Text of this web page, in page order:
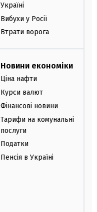
Україні
Вибухи у Росії
Втрати ворога
Новини економіки
Ціна нафти
Курси валют
Фінансові новини
Тарифи на комунальні
послуги
Податки
Пенсія в Україні